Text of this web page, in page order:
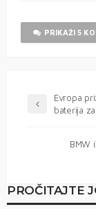
PRIKAŽI 5
Evropa
baterija
BMW
PROČITAJTE